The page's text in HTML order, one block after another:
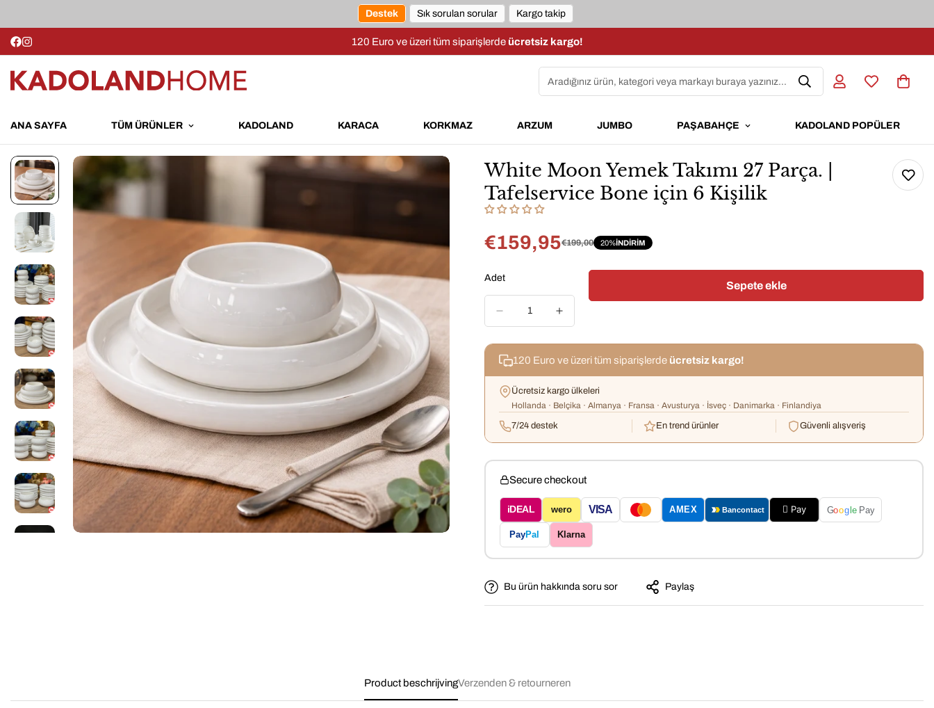
Destek Sık sorulan sorular Kargo takip
120 Euro ve üzeri tüm siparişlerde ücretsiz kargo!
Aradığınız ürün, kategori veya markayı buraya yazınız...
ANA SAYFA TÜM ÜRÜNLER KADOLAND KARACA KORKMAZ ARZUM JUMBO PAŞABAHÇE KADOLAND POPÜLER
White Moon Yemek Takımı 27 Parça. |
Tafelservice Bone için 6 Kişilik
Satış
€159,95
Normal
€199,00 20%INDIRIM
Adet
Sepete ekle
120 Euro ve üzeri tüm siparişlerde ücretsiz kargo!
Ücretsiz kargo ülkeleri
Hollanda · Belçika · Almanya · Fransa · Avusturya · İsveç · Danimarka · Finlandiya
7/24 destek En trend ürünler Güvenli alışveriş
Secure checkout
iDEAL wero VISA AMEX Bancontact  Pay Google Pay
PayPal Klarna
Bu ürün hakkında soru sor Paylaş
Product beschrijvingVerzenden & retourneren